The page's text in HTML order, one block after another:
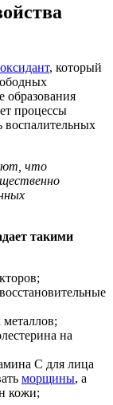
, который
образования
процессы
воспалительных
что
такими
на
C для лица
морщины, а
кожи;